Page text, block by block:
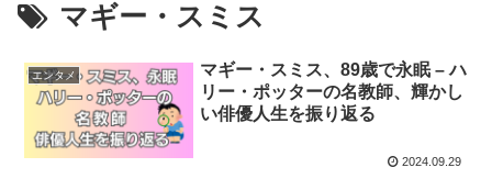
マギー・スミス
エンタメ
マギー・スミス、89歳で永眠 – ハ
リー・ポッターの名教師、輝かし
い俳優人生を振り返る
2024.09.29